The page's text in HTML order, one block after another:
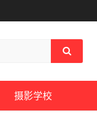
摄影学校